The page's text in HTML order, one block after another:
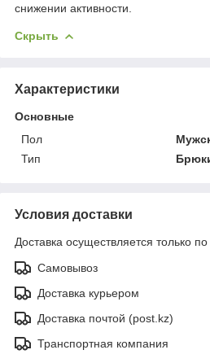
снижении активности.
Скрыть
Характеристики
Основные
Пол
Тип
Условия доставки
Доставка осуществляется только
Самовывоз
Доставка курьером
Доставка почтой (post.kz)
Транспортная компания